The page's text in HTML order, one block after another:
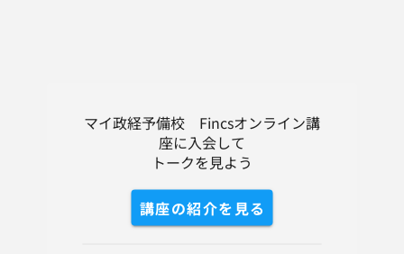
動画のお知らせ
リリース・アップデート情報
マイ政経予備校　Fincsオンライン講
座に入会して
トークを見よう
講座の紹介を見る